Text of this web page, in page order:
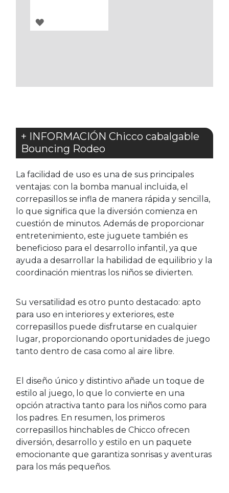
AGREGAR
+ INFORMACIÓN Chicco cabalgable
Bouncing Rodeo
La facilidad de uso es una de sus principales
ventajas: con la bomba manual incluida, el
correpasillos se infla de manera rápida y sencilla,
lo que significa que la diversión comienza en
cuestión de minutos. Además de proporcionar
entretenimiento, este juguete también es
beneficioso para el desarrollo infantil, ya que
ayuda a desarrollar la habilidad de equilibrio y la
coordinación mientras los niños se divierten.
Su versatilidad es otro punto destacado: apto
para uso en interiores y exteriores, este
correpasillos puede disfrutarse en cualquier
lugar, proporcionando oportunidades de juego
tanto dentro de casa como al aire libre.
El diseño único y distintivo añade un toque de
estilo al juego, lo que lo convierte en una
opción atractiva tanto para los niños como para
los padres. En resumen, los primeros
correpasillos hinchables de Chicco ofrecen
diversión, desarrollo y estilo en un paquete
emocionante que garantiza sonrisas y aventuras
para los más pequeños.